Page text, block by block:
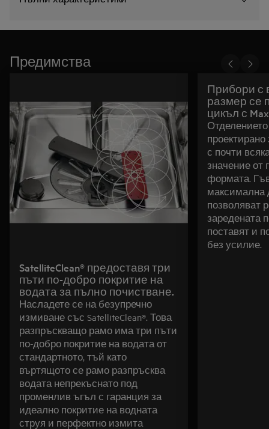
Предимства
SatelliteClean® предоставя три
пъти по-добро покритие на
водата за пълно почистване.
Насладете се на безупречно
измиване със SatelliteClean®. Това
разпръскващо рамо има три пъти
по-добро покритие на водата от
стандартното, тъй като
въртящото се рамо разпръсква
водата непрекъснато под
променлив ъгъл с гаранция за
идеално покритие на водната
струя и перфектно измита
Прибори с
размер се
цикъл с
Отделението
с почти
значение от
формата.
максимална
позволяват
заредената
поставят и
без усилие.